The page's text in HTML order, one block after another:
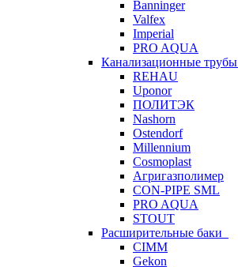
Banninger
Valfex
Imperial
PRO AQUA
Канализационные трубы
REHAU
Uponor
ПОЛИТЭК
Nashorn
Ostendorf
Millennium
Cosmoplast
Агригазполимер
CON-PIPE SML
PRO AQUA
STOUT
Расширительные баки
CIMM
Gekon